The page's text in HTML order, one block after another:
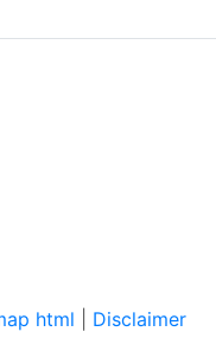
html Disclaimer